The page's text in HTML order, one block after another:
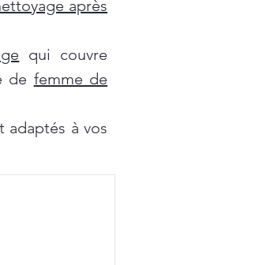
après
qui couvre
de femme de
adaptés à vos